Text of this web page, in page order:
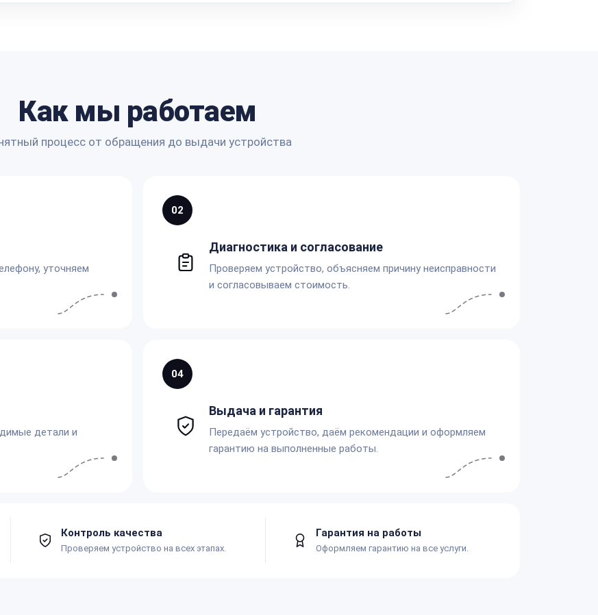
Как мы работаем
процесс от обращения до выдачи устройства
уточняем
02
Диагностика и согласование
Проверяем устройство, объясняем причину неисправности
и согласовываем стоимость.
детали и
04
Выдача и гарантия
Передаём устройство, даём рекомендации и оформляем
гарантию на выполненные работы.
Контроль качества
Проверяем устройство на всех этапах.
Гарантия на работы
Оформляем гарантию на все услуги.